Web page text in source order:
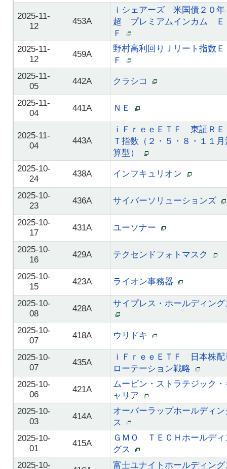
2025-11-
12
453A
ｉシェアーズ 米国債２０年
超 プレミアムインカム Ｅ
Ｆ
2025-11-
12
459A
野村高利回りＪリート指数Ｅ
Ｆ
2025-11-
05
442A クラシコ
2025-11-
04
441A ＮＥ
2025-11-
04
443A
ｉＦｒｅｅＥＴＦ 東証ＲＥ
Ｔ指数（２・５・８・１１月
算型）
2025-10-
24
438A インフキュリオン
2025-10-
23
436A サイバーソリューションズ
2025-10-
17
431A ユーソナー
2025-10-
16
429A テクセンドフォトマスク
2025-10-
15
423A ライオン事務器
2025-10-
08
428A
サイプレス・ホールディング
2025-10-
07
418A ウリドキ
2025-10-
07
435A
ｉＦｒｅｅＥＴＦ 日本株配
ローテーション戦略
2025-10-
06
421A
ムービン・ストラテジック・
ャリア
2025-10-
03
414A
オーバーラップホールディン
ス
2025-10-
01
415A
ＧＭＯ ＴＥＣＨホールディ
グス
2025-10-
富士ユナイトホールディング